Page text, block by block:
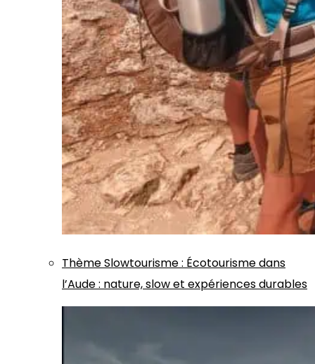
ThèmeSlowtourisme: Écotourisme dans
l’Aude : nature, slow et expériences durables